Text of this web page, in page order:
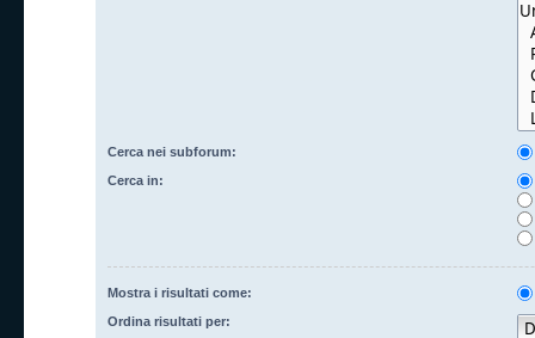
Cerca nei subforum:
Cerca in:
Mostra i risultati come:
Ordina risultati per: